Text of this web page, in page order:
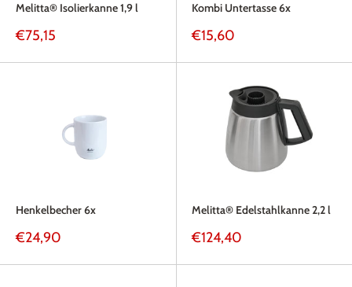
Melitta® Isolierkanne 1,9 l
Sonderpreis
€75,15
Kombi Untertasse 6x
Sonderpreis
€15,60
Henkelbecher 6x
Sonderpreis
€24,90
Melitta® Edelstahlkanne 2,2 l
Sonderpreis
€124,40